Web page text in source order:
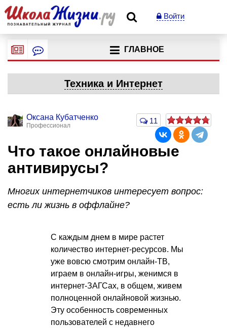
Войти
ГЛАВНОЕ
Техника и Интернет
Оксана Кубатченко
Профессионал
11
Что такое онлайновые
антивирусы?
Многих интернетчиков интересует вопрос:
есть ли жизнь в оффлайне?
С каждым днем в мире растет
количество интернет-ресурсов. Мы
уже вовсю смотрим онлайн-ТВ,
играем в онлайн-игры, женимся в
интернет-ЗАГСах, в общем, живем
полноценной онлайновой жизнью.
Эту особенность современных
пользователей с недавнего